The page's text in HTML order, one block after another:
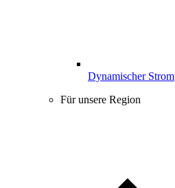
Dynamischer Strom
Für unsere Region